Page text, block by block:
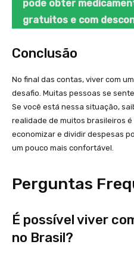
pode obter
gratuitos e com
Conclusão
No final das contas, viver com
desafio. Muitas pessoas se
Se você está nessa situação,
realidade de muitos brasileiros
economizar e dividir despesas
um pouco mais confortável.
Perguntas
É possível viver
no Brasil?